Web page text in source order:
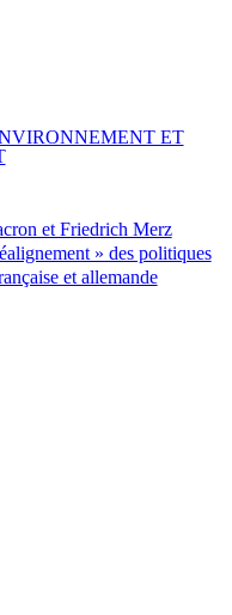
et Friedrich Merz
» des politiques
et allemande
ET